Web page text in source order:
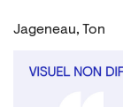
Jageneau, Ton